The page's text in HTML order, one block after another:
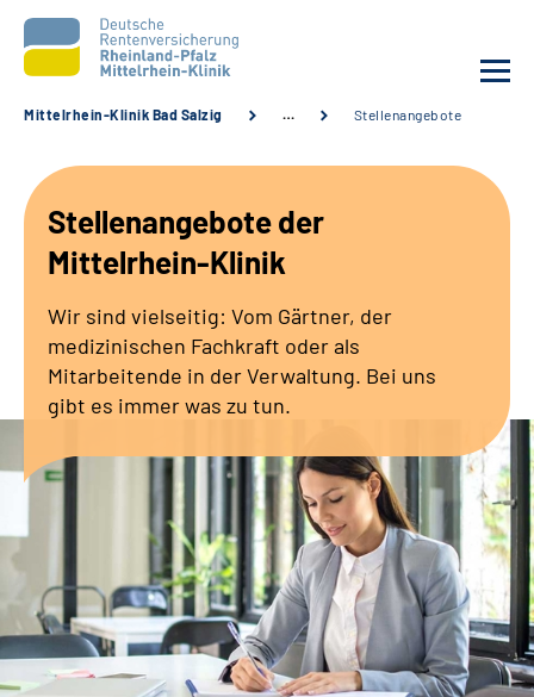
Unsere Angebote
Karriere
Zuweisende &
Leichte Sprache
Gebärdensprache
Mittelrhein-Klinik Bad Salzig … Stellenangebote
Stellenangebote der
Mittelrhein-Klinik
Wir sind vielseitig: Vom Gärtner, der
medizinischen Fachkraft oder als
Mitarbeitende in der Verwaltung. Bei uns
gibt es immer was zu tun.